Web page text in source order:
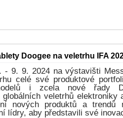
Doogee na veletrhu IFA
- 9. 9. 2024 na výstavišti
celé své produktové
i zcela nové řady
veletrhů
nových produktů a
lídry, aby představili své